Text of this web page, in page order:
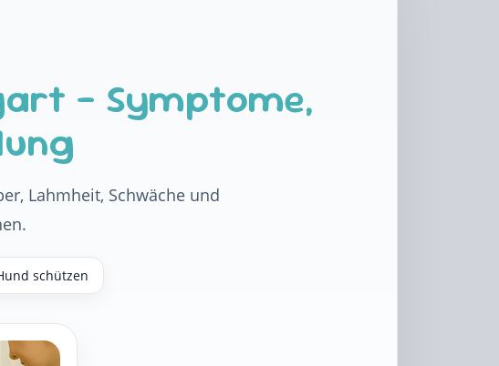
– Symptome,
Lahmheit, Schwäche und
schützen